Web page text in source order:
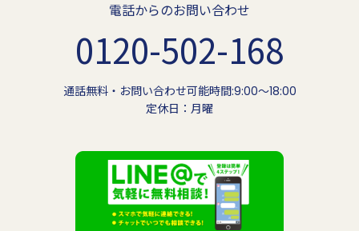
電話からのお問い合わせ
0120-502-168
通話無料・お問い合わせ可能時間:9:00〜18:00
定休日：月曜